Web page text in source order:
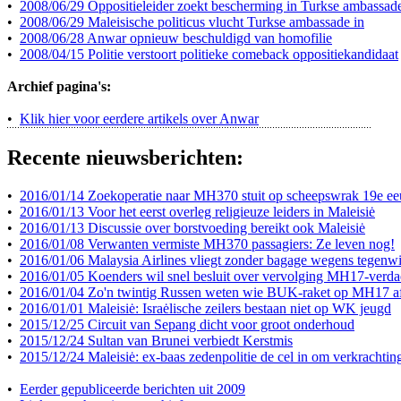
• 2008/06/29 Oppositieleider zoekt bescherming in Turkse
• 2008/06/29 Maleisische politicus vlucht Turkse ambassade in
• 2008/06/28 Anwar opnieuw beschuldigd van homofilie
• 2008/04/15 Politie verstoort politieke comeback oppositiekandidaat
Archief pagina's:
• Klik hier voor eerdere artikels over Anwar
Recente nieuwsberichten:
• 2016/01/14 Zoekoperatie naar MH370 stuit op scheepswrak 19e
• 2016/01/13 Voor het eerst overleg religieuze leiders in Maleisiė
• 2016/01/13 Discussie over borstvoeding bereikt ook Maleisiė
• 2016/01/08 Verwanten vermiste MH370 passagiers: Ze leven nog!
• 2016/01/06 Malaysia Airlines vliegt zonder bagage wegens
• 2016/01/05 Koenders wil snel besluit over vervolging MH17-
• 2016/01/04 Zo'n twintig Russen weten wie BUK-raket op MH17
• 2016/01/01 Maleisiė: Israėlische zeilers bestaan niet op WK jeugd
• 2015/12/25 Circuit van Sepang dicht voor groot onderhoud
• 2015/12/24 Sultan van Brunei verbiedt Kerstmis
• 2015/12/24 Maleisiė: ex-baas zedenpolitie de cel in om
• Eerder gepubliceerde berichten uit 2009